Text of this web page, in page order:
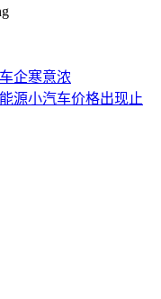
企寒意浓
源小汽车价格出现止